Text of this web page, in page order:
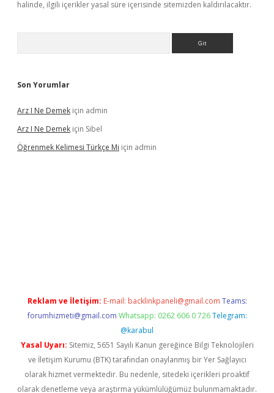
halinde, ilgili içerikler yasal süre içerisinde sitemizden kaldırılacaktır.
Son Yorumlar
Arz I Ne Demek için admin
Arz I Ne Demek için Sibel
Öğrenmek Kelimesi Türkçe Mi için admin
Reklam ve İletişim: E-mail: backlinkpaneli@gmail.com Teams:
forumhizmeti@gmail.com Whatsapp: 0262 606 0 726 Telegram:
@karabul
Yasal Uyarı: Sitemiz, 5651 Sayılı Kanun gereğince Bilgi Teknolojileri
ve İletişim Kurumu (BTK) tarafından onaylanmış bir Yer Sağlayıcı
olarak hizmet vermektedir. Bu nedenle, sitedeki içerikleri proaktif
olarak denetleme veya araştırma yükümlülüğümüz bulunmamaktadır.